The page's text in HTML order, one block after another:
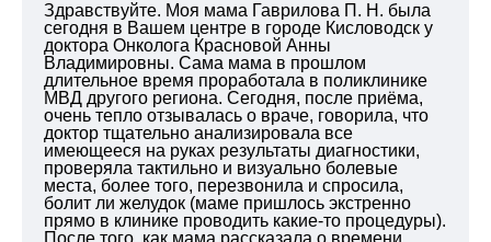
Здравствуйте. Моя мама Гаврилова П. Н. была
сегодня в Вашем центре в городе Кисловодск у
доктора Онколога Красновой Анны
Владимировны. Сама мама в прошлом
длительное время проработала в поликлинике
МВД другого региона. Сегодня, после приёма,
очень тепло отзывалась о враче, говорила, что
доктор тщательно анализировала все
имеющееся на руках результаты диагностики,
проверяла тактильно и визуально болевые
места, более того, перезвонила и спросила,
болит ли желудок (маме пришлось экстренно
прямо в клинике проводить какие-то процедуры).
После того, как мама рассказала о времени